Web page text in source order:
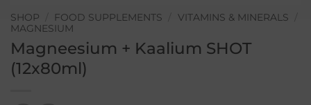
SHOP FOOD SUPPLEMENTS VITAMINS & MINERALS
MAGNESIUM
Magneesium + Kaalium SHOT
(12x80ml)